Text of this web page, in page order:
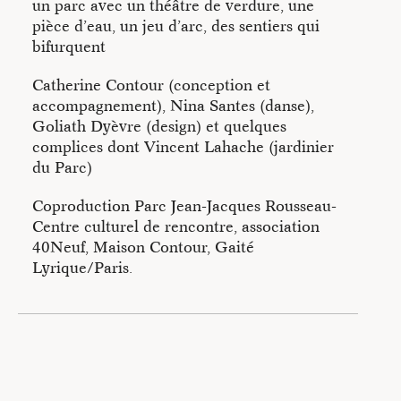
informations sur la démarche de l’artiste Catherine Contour.
un parc avec un théâtre de verdure, une
pièce d’eau, un jeu d’arc, des sentiers qui
bifurquent
Catherine Contour (conception et
accompagnement), Nina Santes (danse),
Goliath Dyèvre (design) et quelques
complices dont Vincent Lahache (jardinier
du Parc)
Coproduction Parc Jean-Jacques Rousseau-
Centre culturel de rencontre, association
40Neuf, Maison Contour, Gaité
Lyrique/Paris.